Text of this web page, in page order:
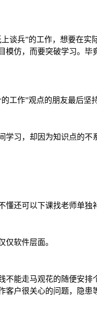
谈兵”的工作，想要在实
仿，而要突破学习。毕
工作”观点的朋友最后坚
习，却因为知识点的
还可以下课找老师单独
软件层面。
能走马观花的随便安排
户很关心的问题，隐患